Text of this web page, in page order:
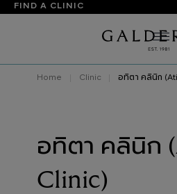
FIND A CLINIC
Home Clinic อทิตา คลินิก
อทิตา คลินิก
Clinic)